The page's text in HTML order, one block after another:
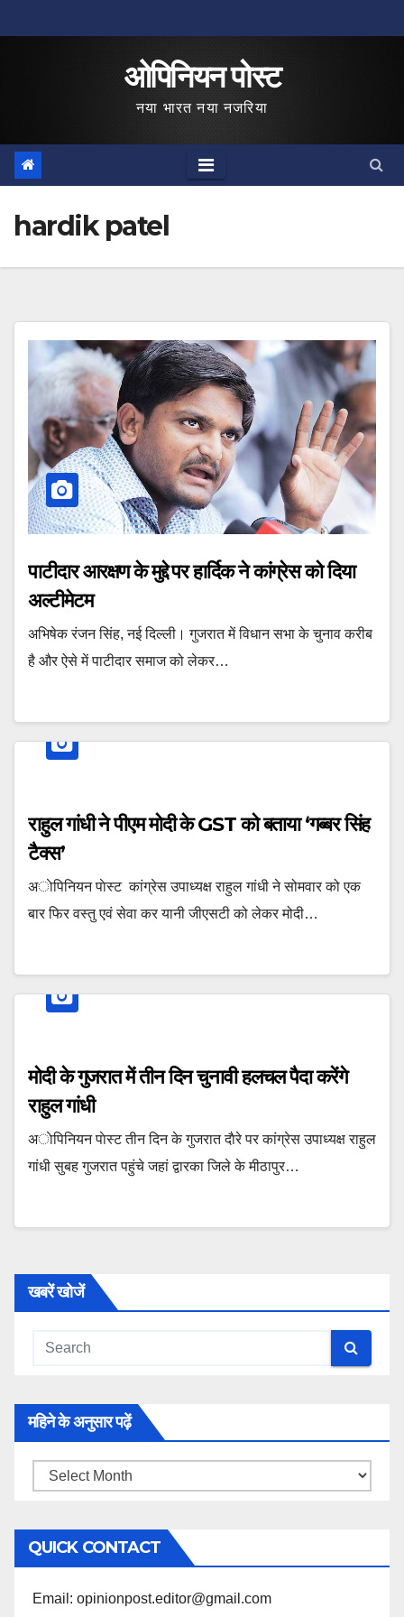
to
ओपिनियन पोस्ट
नया भारत नया नजरिया
hardik patel
पाटीदार आरक्षण के मुद्दे पर हार्दिक ने कांग्रेस को दिया
अल्टीमेटम
अभिषेक रंजन सिंह, नई दिल्ली। गुजरात में विधान सभा के चुनाव करीब
है और ऐसे में पाटीदार समाज को लेकर…
राहुल गांधी ने पीएम माेदी के GST काे बताया ‘गब्बर सिंह
टैक्स’
अाेपिनियन पाेस्ट कांग्रेस उपाध्यक्ष राहुल गांधी ने सोमवार को एक
बार फिर वस्तु एवं सेवा कर यानी जीएसटी को लेकर मोदी…
माेदी के गुजरात में तीन दिन चुनावी हलचल पैदा करेंगे
राहुल गांधी
अाेपिनियन पाेस्ट तीन दिन के गुजरात दाैरे पर कांग्रेस उपाध्यक्ष राहुल
गांधी सुबह गुजरात पहुंचे जहां द्वारका जिले के मीठापुर…
खबरें खोजें
महिने के अनुसार पढ़ें
महिने
अनुसार
पढ़ें
QUICK CONTACT
Email: opinionpost.editor@gmail.com